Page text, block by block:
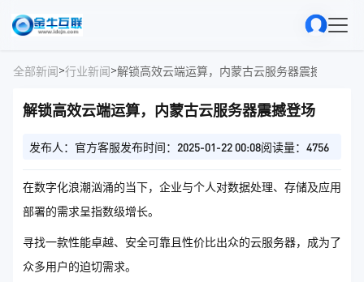
全部新闻>行业新闻>解锁高效云端运算，内蒙古云服务器震撼登场
解锁高效云端运算，内蒙古云服务器震撼登场
发布人：官方客服发布时间：2025-01-22 00:08阅读量：4756
在数字化浪潮汹涌的当下，企业与个人对数据处理、存储及应用
部署的需求呈指数级增长。
寻找一款性能卓越、安全可靠且性价比出众的云服务器，成为了
众多用户的迫切需求。